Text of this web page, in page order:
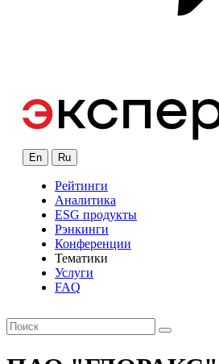
En Ru
Рейтинги
Аналитика
ESG продукты
Рэнкинги
Конференции
Тематики
Услуги
FAQ